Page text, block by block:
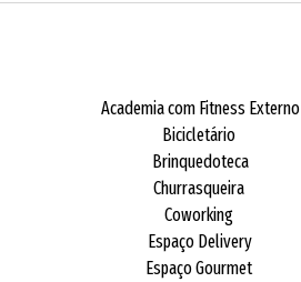
Academia com Fitness Externo
Bicicletário
Brinquedoteca
Churrasqueira
Coworking
Espaço Delivery
Espaço Gourmet